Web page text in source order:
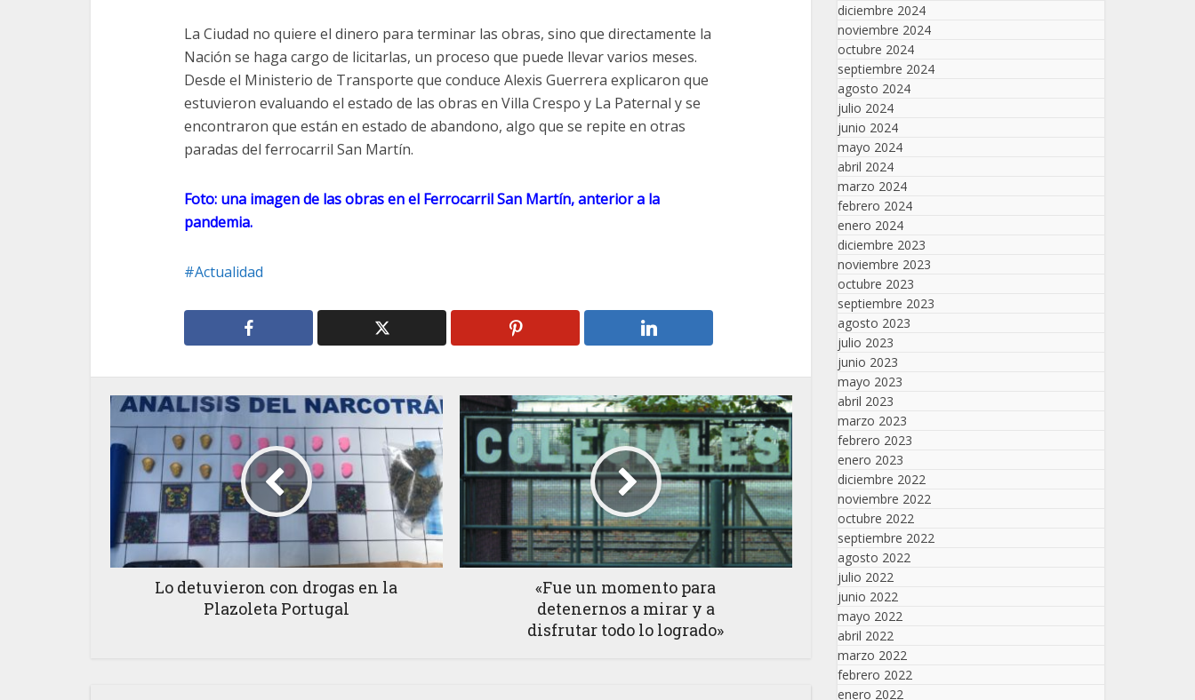
La Ciudad no quiere el dinero para terminar las obras, sino que directamente la
Nación se haga cargo de licitarlas, un proceso que puede llevar varios meses.
Desde el Ministerio de Transporte que conduce Alexis Guerrera explicaron que
estuvieron evaluando el estado de las obras en Villa Crespo y La Paternal y se
encontraron que están en estado de abandono, algo que se repite en otras
paradas del ferrocarril San Martín.
Foto: una imagen de las obras en el Ferrocarril San Martín, anterior a la
pandemia.
Actualidad
Lo detuvieron con drogas en la
Plazoleta Portugal
«Fue un momento para
detenernos a mirar y a
disfrutar todo lo logrado»
diciembre 2024
noviembre 2024
octubre 2024
septiembre 2024
agosto 2024
julio 2024
junio 2024
mayo 2024
abril 2024
marzo 2024
febrero 2024
enero 2024
diciembre 2023
noviembre 2023
octubre 2023
septiembre 2023
agosto 2023
julio 2023
junio 2023
mayo 2023
abril 2023
marzo 2023
febrero 2023
enero 2023
diciembre 2022
noviembre 2022
octubre 2022
septiembre 2022
agosto 2022
julio 2022
junio 2022
mayo 2022
abril 2022
marzo 2022
febrero 2022
enero 2022